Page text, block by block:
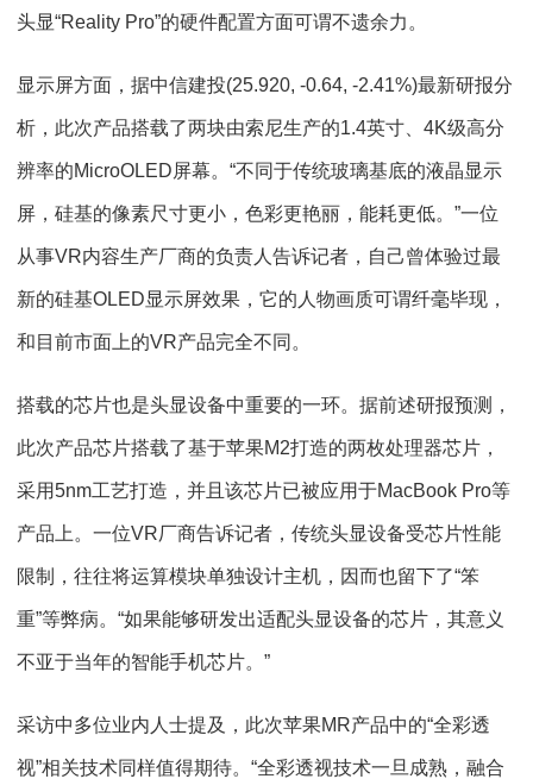
头显“Reality Pro”的硬件配置方面可谓不遗余力。
显示屏方面，据中信建投(25.920, -0.64, -2.41%)最新研报分
析，此次产品搭载了两块由索尼生产的1.4英寸、4K级高分
辨率的MicroOLED屏幕。“不同于传统玻璃基底的液晶显示
屏，硅基的像素尺寸更小，色彩更艳丽，能耗更低。”一位
从事VR内容生产厂商的负责人告诉记者，自己曾体验过最
新的硅基OLED显示屏效果，它的人物画质可谓纤毫毕现，
和目前市面上的VR产品完全不同。
搭载的芯片也是头显设备中重要的一环。据前述研报预测，
此次产品芯片搭载了基于苹果M2打造的两枚处理器芯片，
采用5nm工艺打造，并且该芯片已被应用于MacBook Pro等
产品上。一位VR厂商告诉记者，传统头显设备受芯片性能
限制，往往将运算模块单独设计主机，因而也留下了“笨
重”等弊病。“如果能够研发出适配头显设备的芯片，其意义
不亚于当年的智能手机芯片。”
采访中多位业内人士提及，此次苹果MR产品中的“全彩透
视”相关技术同样值得期待。“全彩透视技术一旦成熟，融合